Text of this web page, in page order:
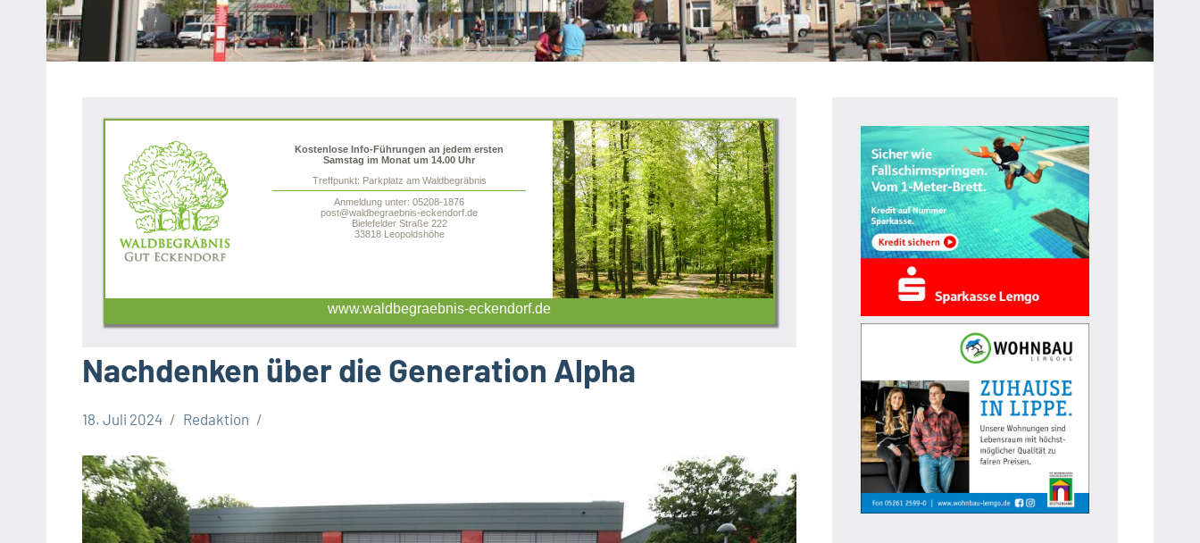
Heipke,
Leopoldshöhe,
Kostenlose Info-Führungen an jedem ersten
Samstag im Monat um 14.00 Uhr
Treffpunkt: Parkplatz am Waldbegräbnis
Anmeldung unter: 05208-1876
post@waldbegraebnis-eckendorf.de
Bielefelder Straße 222
33818 Leopoldshöhe
www.waldbegraebnis-eckendorf.de
Nachdenken über die Generation Alpha
Leopoldshöhe
Themen
18. Juli 2024 Redaktion